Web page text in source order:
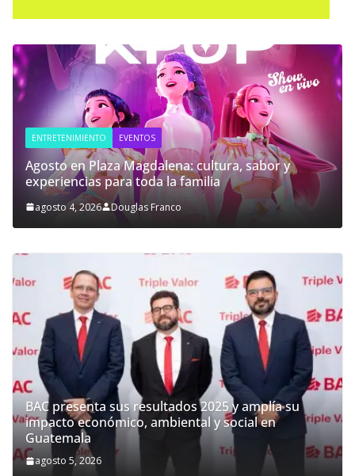
ENTRETENIMIENTO EVENTOS
Agosto en Plaza Magdalena: cultura, sabor y
experiencias para toda la familia
agosto 4, 2026 Douglas Franco
BAC presenta sus resultados 2025 y amplía su
impacto económico, ambiental y social en
Guatemala
agosto 5, 2026